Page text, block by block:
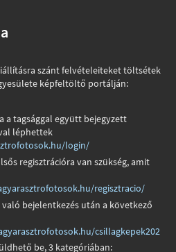
szánt felvételeiteket töltsétek
képfeltöltő portálján:
tagsággal együtt bejegyzett
léphettek
login/
regisztrációra van szükség, amit
regisztracio/
bejelentkezés után a következő
csillagkepek2021/
be, 3 kategóriában: